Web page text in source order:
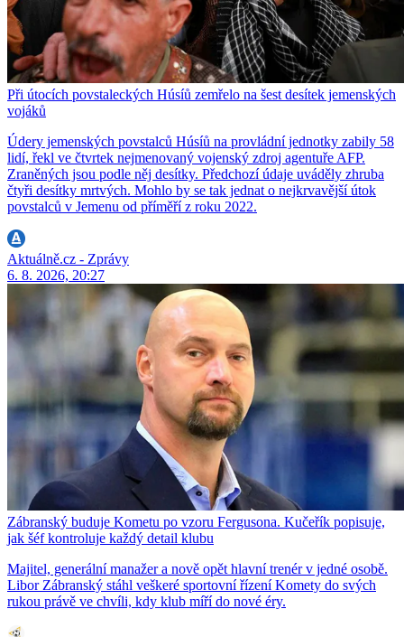
Při útocích povstaleckých Húsíů zemřelo na šest desítek jemenských
vojáků
Údery jemenských povstalců Húsíů na provládní jednotky zabily 58
lidí, řekl ve čtvrtek nejmenovaný vojenský zdroj agentuře AFP.
Zraněných jsou podle něj desítky. Předchozí údaje uváděly zhruba
čtyři desítky mrtvých. Mohlo by se tak jednat o nejkrvavější útok
povstalců v Jemenu od příměří z roku 2022.
Aktuálně.cz - Zprávy
6. 8. 2026, 20:27
Zábranský buduje Kometu po vzoru Fergusona. Kučeřík popisuje,
jak šéf kontroluje každý detail klubu
Majitel, generální manažer a nově opět hlavní trenér v jedné osobě.
Libor Zábranský stáhl veškeré sportovní řízení Komety do svých
rukou právě ve chvíli, kdy klub míří do nové éry.